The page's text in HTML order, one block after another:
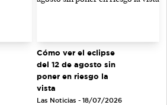
Cómo ver el eclipse
del 12 de agosto sin
poner en riesgo la
vista
Las Noticias - 18/07/2026